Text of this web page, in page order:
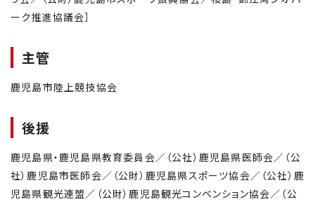
ーク推進協議会］
主管
鹿児島市陸上競技協会
後援
鹿児島県・鹿児島県教育委員会／（公社）鹿児島県医師会／（公
社）鹿児島市医師会／（公財）鹿児島県スポーツ協会／（公社）鹿
児島県観光連盟／（公財）鹿児島観光コンベンション協会／（公